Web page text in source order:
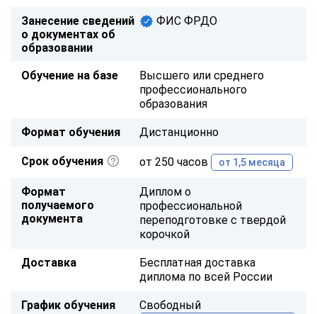
Занесение сведений
о документах об
образовании
ФИС ФРДО
Обучение на базе
Высшего или среднего
профессионального
образования
Формат обучения Дистанционно
Срок обучения от 250 часов от 1,5 месяца
Формат
получаемого
документа
Диплом о
профессиональной
переподготовке с твердой
корочкой
Доставка
Бесплатная доставка
диплома по всей России
График обучения Свободный